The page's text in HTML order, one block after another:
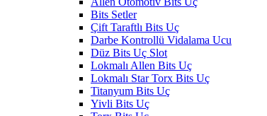
Bits Setler
Çift Taraftlı Bits Uç
Darbe Kontrollü Vidalama Ucu
Düz Bits Uç Slot
Lokmalı Allen Bits Uç
Lokmalı Star Torx Bits Uç
Titanyum Bits Uç
Yivli Bits Uç